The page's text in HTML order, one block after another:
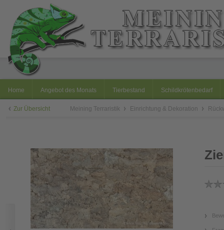
Home Angebot des Monats Tierbestand Schildkrötenbedarf
Zur Übersicht Meining Terraristik Einrichtung & Dekoration